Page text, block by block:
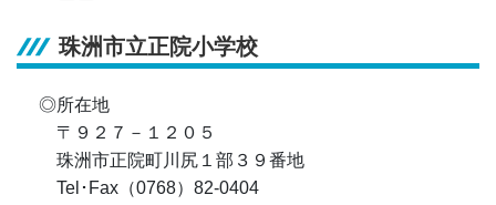
珠洲市立正院小学校
◎所在地
〒９２７－１２０５
珠洲市正院町川尻１部３９番地
Tel･Fax（0768）82-0404